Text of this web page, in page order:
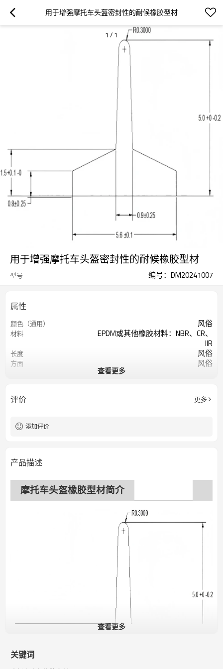
用于增强摩托车头盔密封性的耐候橡胶型材
1 / 1
用于增强摩托车头盔密封性的耐候橡胶型材
型号 编号：DM20241007
属性
颜色（通用） 风俗
材料
EPDM或其他橡胶材料：NBR、CR、
IIR
长度 风俗
方面 风俗
抗拉强度
断裂伸长 400%
查看更多
评价 更多
添加评价
产品描述
摩托车头盔橡胶型材简介
查看更多
关键词